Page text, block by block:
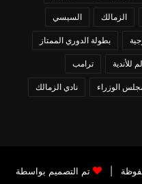
الزمالك السيسي
بطولة الدوري الممتاز
للأندية ترامب
الوزراء نادي الزمالك
تم التصميم بواسطة